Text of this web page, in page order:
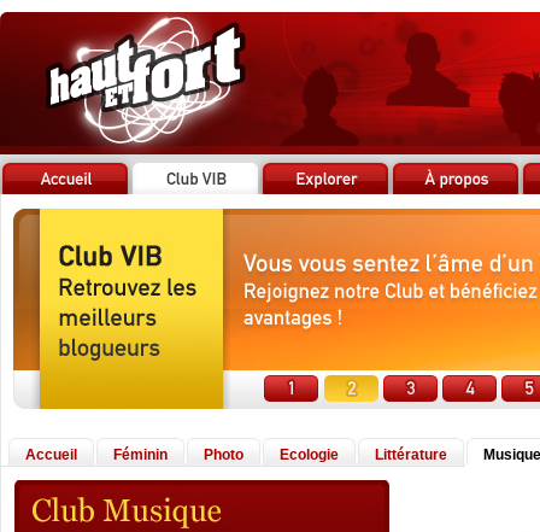
Accueil Féminin Photo Ecologie Littérature Musique